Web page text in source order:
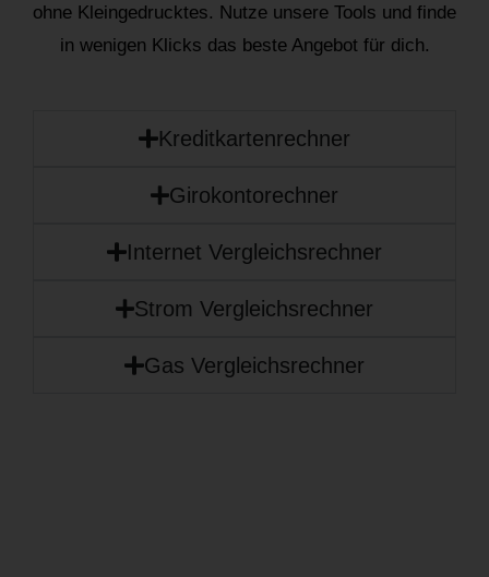
ohne Kleingedrucktes. Nutze unsere Tools und finde
in wenigen Klicks das beste Angebot für dich.
Kreditkartenrechner
Girokontorechner
Internet Vergleichsrechner
Strom Vergleichsrechner
Gas Vergleichsrechner